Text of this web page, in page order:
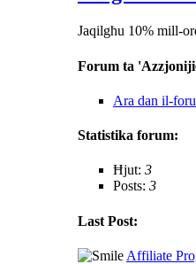
Jaqilgħu 10% mill-
Forum ta
Ara dan il-
Statistika forum:
Ħjut: 3
Posts: 3
Last Post:
Affiliate